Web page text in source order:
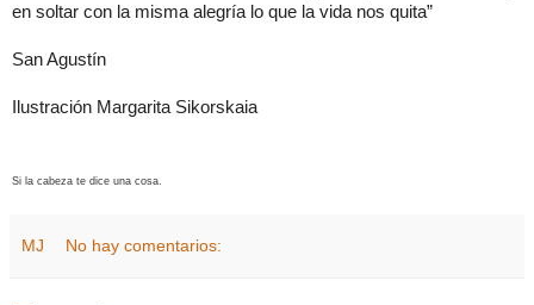
en soltar con la misma alegría lo que la vida nos quita”
San Agustín
Ilustración Margarita Sikorskaia
Si la cabeza te dice una cosa.
MJ No hay comentarios: